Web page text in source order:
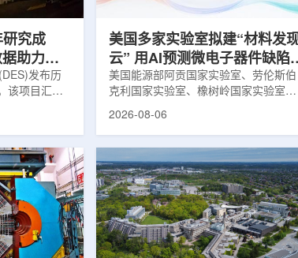
究成
助力约
发布历
该项目汇总
团以及3000
究宇宙加速
实现DES，
灵敏的5.7亿
其安装在位
家科学基金
布兰科4米望
费米国家
美国多家实验室拟建“材料发
云” 用AI预测微电子器件缺陷
响
美国能源部阿贡国家实验室、劳伦斯伯
克利国家实验室、橡树岭国家实验室和
智能框架，预测微小缺陷如何影响微电
子器件的性能和寿命。材料发现云可视
化图，这是一个基于物理学原理的人工
智能框架，它整合了实验数据、模拟和
高性能计算，用于预测微小缺陷如何影
响微电子器件的性能和寿命。(图片由
ChatGPT 提供。)微电子器件广泛用于
智能手机、笔记本电脑、安全通信和人
2026-08-06